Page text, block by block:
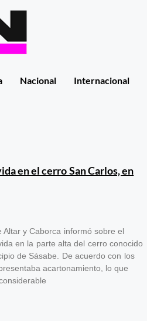
Nacional Internacional
en el cerro San Carlos, en
y Caborca informó sobre el
en la parte alta del cerro conocido
de Sásabe. De acuerdo con los
acartonamiento, lo que